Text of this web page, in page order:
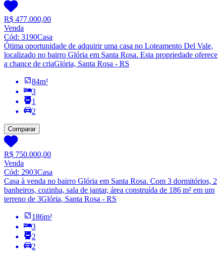
R$ 477.000,00
Venda
Cód: 3190Casa
Ótima oportunidade de adquirir uma casa no Loteamento Del Vale,
localizado no bairro Glória em Santa Rosa. Esta propriedade oferece
a chance de criaGlória, Santa Rosa - RS
84m²
3
1
2
Comparar
R$ 750.000,00
Venda
Cód: 2903Casa
Casa à venda no bairro Glória em Santa Rosa. Com 3 dormitórios, 2
banheiros, cozinha, sala de jantar, área construída de 186 m² em um
terreno de 3Glória, Santa Rosa - RS
186m²
3
2
2